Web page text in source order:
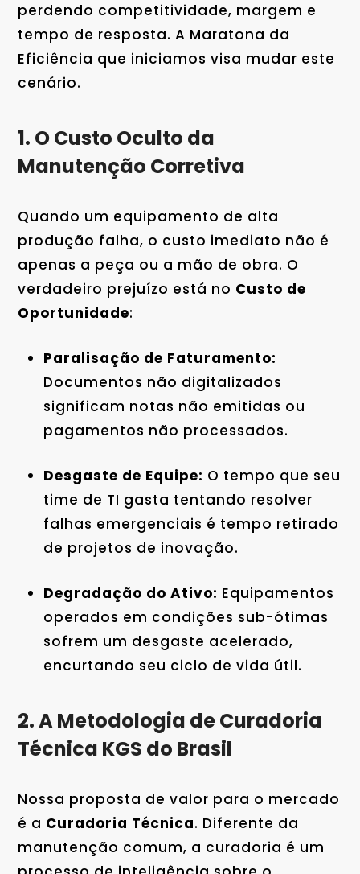
perdendo competitividade, margem e
tempo de resposta. A Maratona da
Eficiência que iniciamos visa mudar este
cenário.
1. O Custo Oculto da
Manutenção Corretiva
Quando um equipamento de alta
produção falha, o custo imediato não é
apenas a peça ou a mão de obra. O
verdadeiro prejuízo está no Custo de
Oportunidade:
Paralisação de Faturamento:
Documentos não digitalizados
significam notas não emitidas ou
pagamentos não processados.
Desgaste de Equipe: O tempo que seu
time de TI gasta tentando resolver
falhas emergenciais é tempo retirado
de projetos de inovação.
Degradação do Ativo: Equipamentos
operados em condições sub-ótimas
sofrem um desgaste acelerado,
encurtando seu ciclo de vida útil.
2. A Metodologia de Curadoria
Técnica KGS do Brasil
Nossa proposta de valor para o mercado
é a Curadoria Técnica. Diferente da
manutenção comum, a curadoria é um